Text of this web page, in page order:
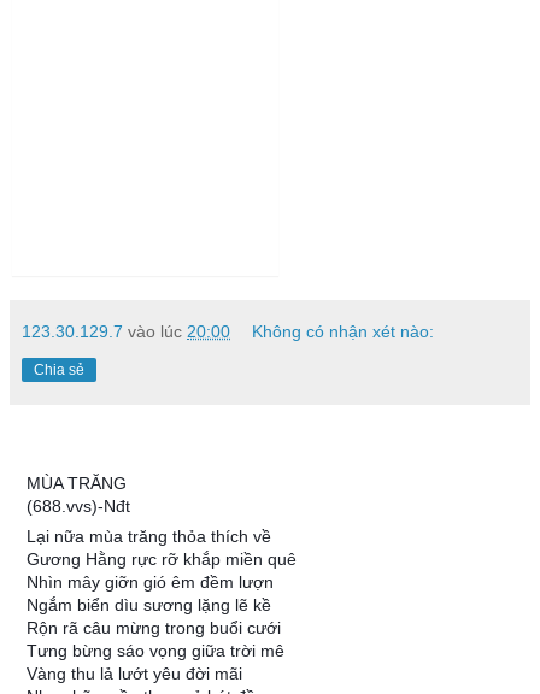
123.30.129.7 vào lúc 20:00 Không có nhận xét nào:
Chia sẻ
MÙA TRĂNG
(688.vvs)-Nđt
Lại nữa mùa trăng thỏa thích về
Gương Hằng rực rỡ khắp miền quê
Nhìn mây giỡn gió êm đềm lượn
Ngắm biển dìu sương lặng lẽ kề
Rộn rã câu mừng trong buổi cưới
Tưng bừng sáo vọng giữa trời mê
Vàng thu lả lướt yêu đời mãi